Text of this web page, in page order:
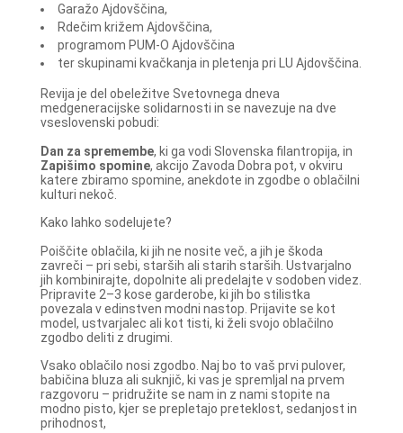
Garažo Ajdovščina,
Rdečim križem Ajdovščina,
programom PUM-O Ajdovščina
ter skupinami kvačkanja in pletenja pri LU Ajdovščina.
Revija je del obeležitve Svetovnega dneva
medgeneracijske solidarnosti in se navezuje na dve
vseslovenski pobudi:
Dan za spremembe, ki ga vodi Slovenska filantropija, in
Zapišimo spomine, akcijo Zavoda Dobra pot, v okviru
katere zbiramo spomine, anekdote in zgodbe o oblačilni
kulturi nekoč.
Kako lahko sodelujete?
Poiščite oblačila, ki jih ne nosite več, a jih je škoda
zavreči – pri sebi, starših ali starih starših. Ustvarjalno
jih kombinirajte, dopolnite ali predelajte v sodoben videz.
Pripravite 2–3 kose garderobe, ki jih bo stilistka
povezala v edinstven modni nastop. Prijavite se kot
model, ustvarjalec ali kot tisti, ki želi svojo oblačilno
zgodbo deliti z drugimi.
Vsako oblačilo nosi zgodbo. Naj bo to vaš prvi pulover,
babičina bluza ali suknjič, ki vas je spremljal na prvem
razgovoru – pridružite se nam in z nami stopite na
modno pisto, kjer se prepletajo preteklost, sedanjost in
prihodnost,